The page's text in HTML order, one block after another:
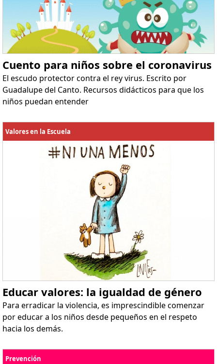
Cuento para niños sobre el coronavirus
El escudo protector contra el rey virus. Escrito por
Guadalupe del Canto. Recursos didácticos para que los
niños puedan entender
Valores en la Escuela
Educar valores: la igualdad de género
Para erradicar la violencia, es imprescindible comenzar
por educar a los niños desde pequeños en el respeto
hacia los demás.
Prevención